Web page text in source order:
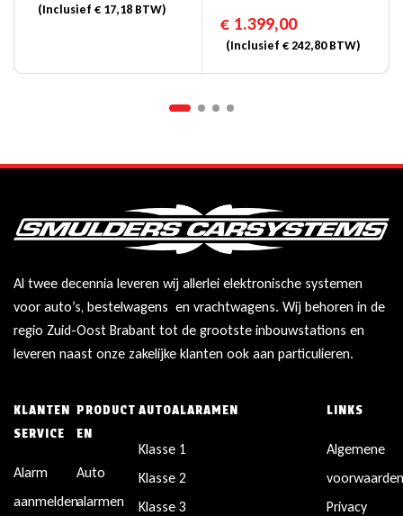
(Inclusief € 17,18 BTW)
€1.399,00
(Inclusief €242,80BTW)
Al twee decennia leveren wij allerlei elektronische systemen
voor auto’s, bestelwagens en vrachtwagens. Wij behoren in de
regio Zuid-Oost Brabant tot de grootste inbouwstations en
leveren naast onze zakelijke klanten ook aan particulieren.
KLANTEN
SERVICE
Alarm
aanmelden
PRODUCT
EN
Auto
alarmen
AUTOALARAMEN
Klasse 1
Klasse 2
Klasse 3
LINKS
Algemene
Privacy